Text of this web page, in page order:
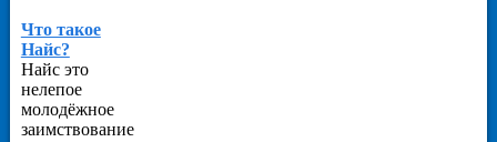
Что такое
Найс?
Найс это
нелепое
молодёжное
заимствование